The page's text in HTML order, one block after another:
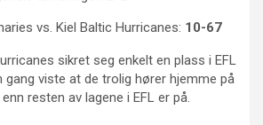
vs. Kiel Baltic Hurricanes: 10-67
sikret seg enkelt en plass i EFL
gang viste at de trolig hører hjemme på
resten av lagene i EFL er på.